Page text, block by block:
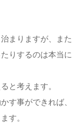
まりますが、また
りするのは本当に
と考えます。
す事ができれば、
す。